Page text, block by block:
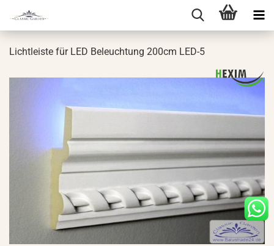
Licht­leis­te für LED Be­leuch­tung 200cm LED-5